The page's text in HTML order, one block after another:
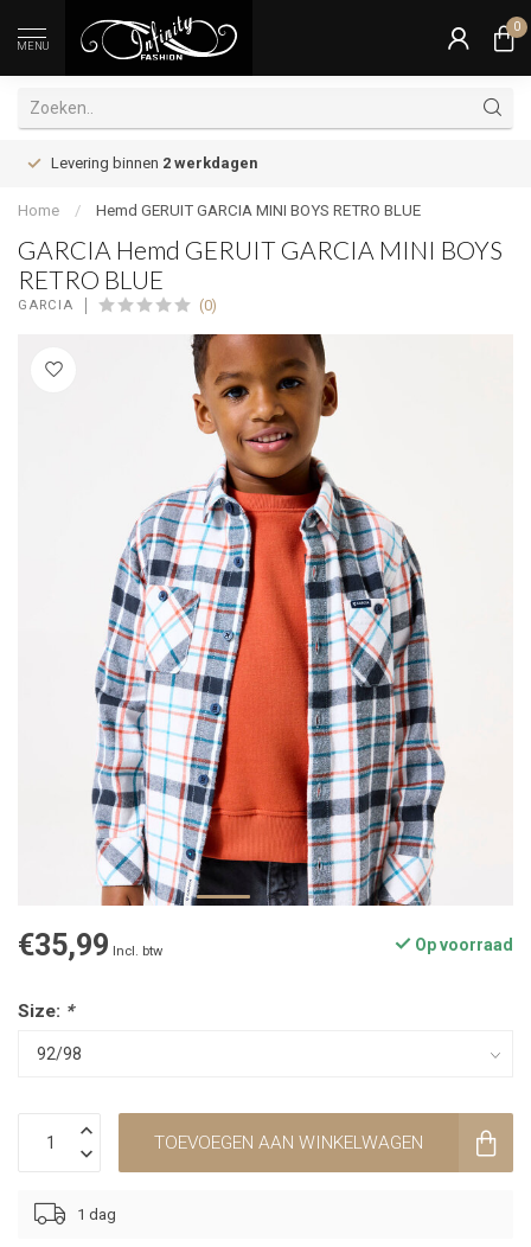
MENU
0
Levering binnen 2 werkdagen
Home / Hemd GERUIT GARCIA MINI BOYS RETRO BLUE
GARCIA Hemd GERUIT GARCIA MINI BOYS
RETRO BLUE
GARCIA (0)
€35,99 Incl. btw Op voorraad
Size: *
TOEVOEGEN AAN WINKELWAGEN
1 dag